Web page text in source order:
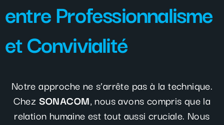
entre Professionnalisme
et Convivialité
Notre approche ne s’arrête pas à la technique.
Chez SONACOM, nous avons compris que la
relation humaine est tout aussi cruciale. Nous